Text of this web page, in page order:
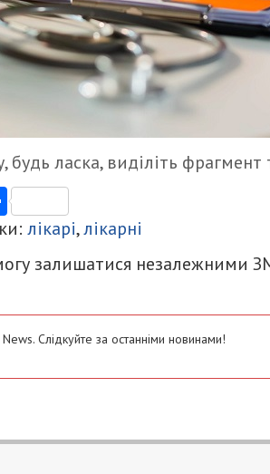
ласка, виділіть фрагмент
Поділитися
лікарі,лікарні
залишатися незалежними
Слідкуйте за останніми новинами!